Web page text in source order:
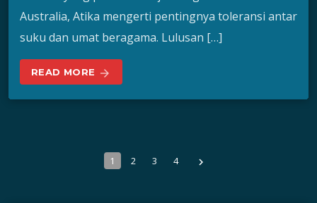
Australia, Atika mengerti pentingnya toleransi antar
suku dan umat beragama. Lulusan […]
READ MORE arrow_forward
1 2 3 4 navigate_next